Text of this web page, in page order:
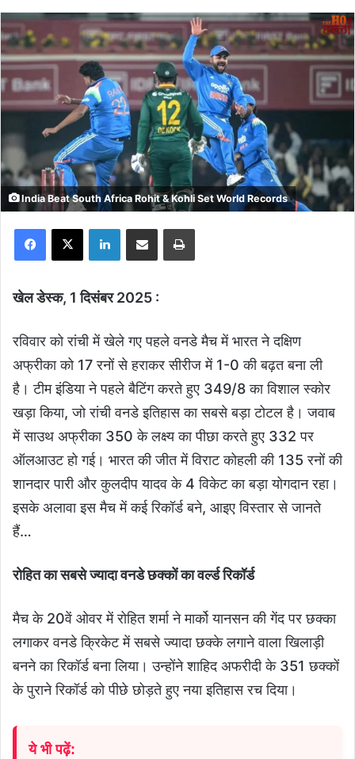
India Beat South Africa Rohit & Kohli Set World Records
Facebook
X LinkedInShare via Email Print
खेल डेस्क, 1 दिसंबर 2025 :
रविवार को रांची में खेले गए पहले वनडे मैच में भारत ने दक्षिण
अफ्रीका को 17 रनों से हराकर सीरीज में 1-0 की बढ़त बना ली
है। टीम इंडिया ने पहले बैटिंग करते हुए 349/8 का विशाल स्कोर
खड़ा किया, जो रांची वनडे इतिहास का सबसे बड़ा टोटल है। जवाब
में साउथ अफ्रीका 350 के लक्ष्य का पीछा करते हुए 332 पर
ऑलआउट हो गई। भारत की जीत में विराट कोहली की 135 रनों की
शानदार पारी और कुलदीप यादव के 4 विकेट का बड़ा योगदान रहा।
इसके अलावा इस मैच में कई रिकॉर्ड बने, आइए विस्तार से जानते
हैं…
रोहित का सबसे ज्यादा वनडे छक्कों का वर्ल्ड रिकॉर्ड
मैच के 20वें ओवर में रोहित शर्मा ने मार्को यानसन की गेंद पर छक्का
लगाकर वनडे क्रिकेट में सबसे ज्यादा छक्के लगाने वाला खिलाड़ी
बनने का रिकॉर्ड बना लिया। उन्होंने शाहिद अफरीदी के 351 छक्कों
के पुराने रिकॉर्ड को पीछे छोड़ते हुए नया इतिहास रच दिया।
ये भी पढ़ें: